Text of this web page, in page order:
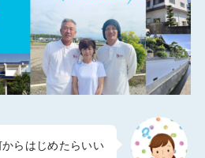
らはじめたらいい